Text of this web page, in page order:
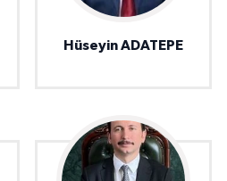
Hüseyin ADATEPE